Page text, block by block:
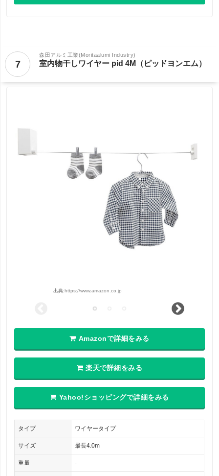
7
森田アルミ工業(Moritaalumi Industry)
室内物干しワイヤー pid 4M（ピッドヨンエム）
出典:https://www.amazon.co.jp
Amazonで詳細をみる
楽天で詳細をみる
Yahoo!ショッピングで詳細をみる
タイプ ワイヤータイプ
サイズ 最長4.0m
重量 -